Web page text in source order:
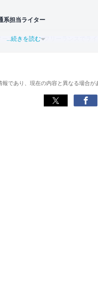
系担当ライター
ーカーを経て、フリーランスでライ
。走行距離42,000km・活動期間500
ブでSEOライターとして活動して
ーしたアプリは900件以上。日本
...続きを読む
であり、現在の内容と異なる場合が